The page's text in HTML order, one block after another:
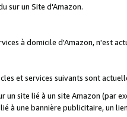
sur un Site d'Amazon.
à domicile d'Amazon, n'est
et services suivants sont
un site lié à un site Amazon (par
à une bannière publicitaire, un